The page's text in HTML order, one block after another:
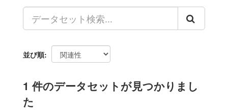
並び順
1 件のデータセットが見つかりまし
た